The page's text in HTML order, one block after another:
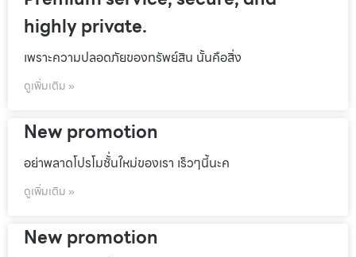
highly private.
เพราะความปลอดภัยของทรัพย์สิน นั้นคือสิ่ง
ดูเพิ่มเติม »
New promotion
อย่าพลาดโปรโมชั้่นใหม่ของเรา เร็วๆนี้นะค
ดูเพิ่มเติม »
New promotion